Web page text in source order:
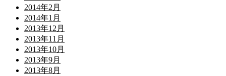
2014年2月
2014年1月
2013年12月
2013年11月
2013年10月
2013年9月
2013年8月